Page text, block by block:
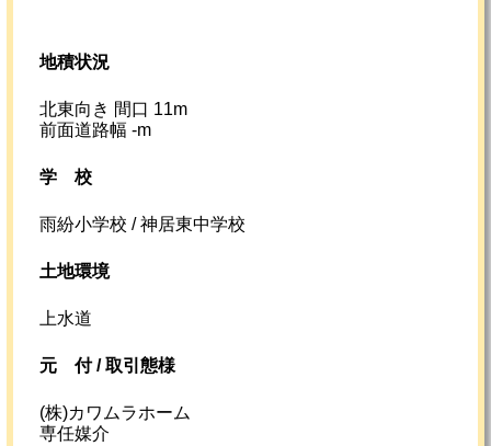
地積状況
北東向き 間口 11m
前面道路幅 -m
学校
雨紛小学校 / 神居東中学校
土地環境
上水道
元 付 /取引態様
(株)カワムラホーム
専任媒介